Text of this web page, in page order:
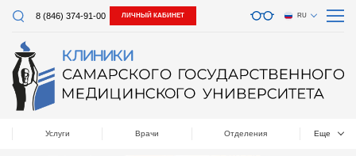
8 (846) 374-91-00 ЛИЧНЫЙ КАБИНЕТ RU
Услуги Врачи Отделения Еще